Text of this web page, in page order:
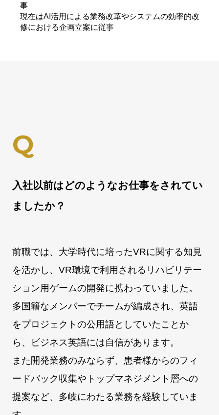
事
現在はAI活用による業務改革やシステムの効率的改
修における企画立案に従事
入社以前はどのようなお仕事をされてい
ましたか？
前職では、大学時代に培ったVRに関する知見
を活かし、VR環境で利用されるリハビリテー
ション用ゲームの開発に携わっていました。
多国籍なメンバーでチームが編成され、英語
をプロジェクトの公用語としていたことか
ら、ビジネス英語には自信があります。
また開発業務のみならず、患者様からのフィ
ードバック収集やトップマネジメント層への
提案など、多岐にわたる業務を経験していま